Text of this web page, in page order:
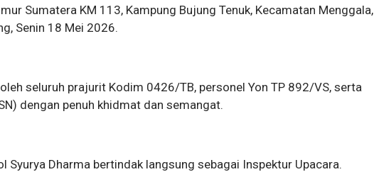
Sumatera KM 113, Kampung Bujung Tenuk, Kecamatan Menggala,
Senin 18 Mei 2026.
seluruh prajurit Kodim 0426/TB, personel Yon TP 892/VS, serta
dengan penuh khidmat dan semangat.
Syurya Dharma bertindak langsung sebagai Inspektur Upacara.